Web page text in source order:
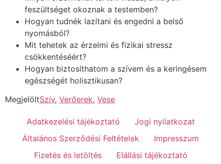
feszültséget okoznak a testemben?
Hogyan tudnék lazítani és engedni a belső
nyomásból?
Mit tehetek az érzelmi és fizikai stressz
csökkentéséért?
Hogyan biztosíthatom a szívem és a keringésem
egészségét holisztikusan?
MegjelöltSzív, Verőerek, Vese
Adatkezelési tájékoztató
Jogi nyilatkozat
Általános Szerződési Feltételek
Impresszum
Fizetés és letöltés
Elállási tájékoztató